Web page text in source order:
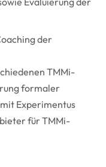
der
TMMi-
formaler
Experimentus
für TMMi-